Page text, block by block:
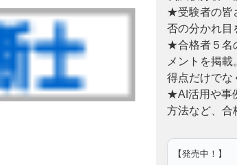
★受験者の皆
否の分かれ目
★合格者５名
メントを掲
得点だけでな
★AI活用や事
方法など、合
【発売中！】